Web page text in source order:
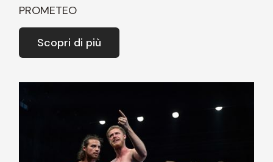
PROMETEO
Scopri di più